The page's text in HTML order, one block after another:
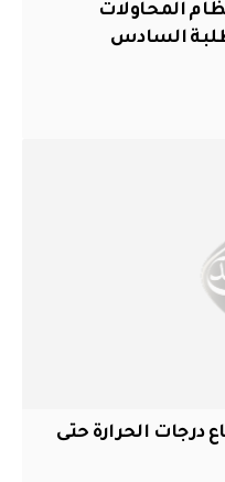
المحاولات
السادس
درجات الحرارة حتى